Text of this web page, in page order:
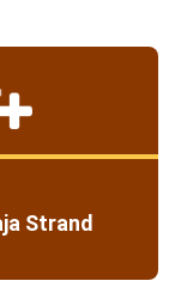
2026
Strand